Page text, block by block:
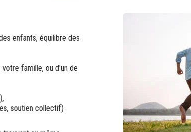
enfants, équilibre des
famille, ou d'un de
soutien collectif)